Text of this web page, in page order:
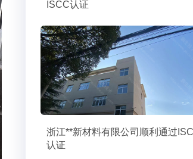
ISCC认证
浙江**新材料有限公司顺利通过
认证